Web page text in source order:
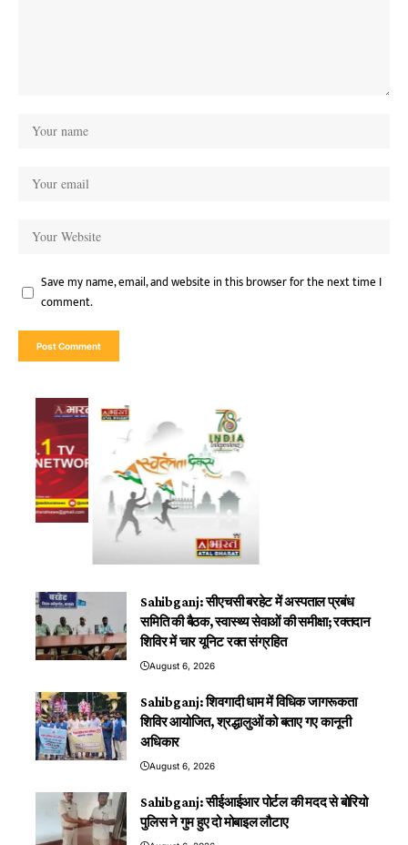
Save my name, email, and website in this browser for the next time I
comment.
Sahibganj: सीएचसी बरहेट में अस्पताल प्रबंध
शिविर में चार यूनिट रक्त संग्रहित
August 6, 2026
Sahibganj: शिवगादी धाम में विधिक जागरूकता
अधिकार
August 6, 2026